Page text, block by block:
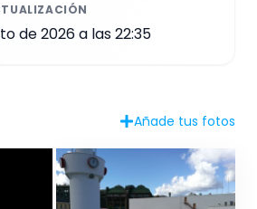
de 2026 a las 22:35
Añade tus fotos